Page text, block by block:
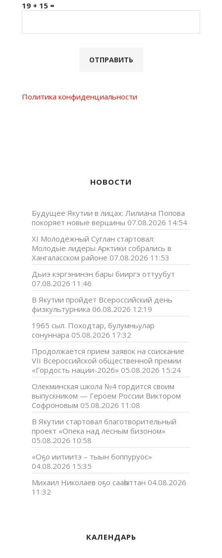
19 + 15 =
Политика конфиденциальности
НОВОСТИ
Будущее Якутии в лицах: Лилиана Попова
покоряет новые вершины 07.08.2026 14:54
XI Молодёжный Суглан стартовал:
Молодые лидеры Арктики собрались в
Хангаласском районе 07.08.2026 11:53
Дьиэ кэргэнинэн бары бииргэ оттуубут
07.08.2026 11:46
В Якутии пройдет Всероссийский день
физкультурника 06.08.2026 12:19
1965 сыл. Походтар, булумньулар
сонуннара 05.08.2026 17:32
Продолжается прием заявок на соискание
VII Всероссийской общественной премии
«Гордость нации-2026» 05.08.2026 15:24
Олекминская школа №4 гордится своим
выпускником — Героем России Виктором
Софроновым 05.08.2026 11:08
В Якутии стартовал благотворительный
проект «Опека над лесным бизоном»
05.08.2026 10:58
«Оҕо иитиитэ – тыын боппуруос»
04.08.2026 15:35
Михаил Николаев оҕо сааһыттан 04.08.2026
11:32
КАЛЕНДАРЬ